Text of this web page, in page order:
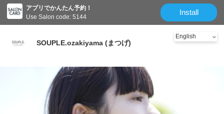
アプリでかんたん予約！
Use Salon code: 5144
Install
SOUPLE.ozakiyama (まつげ)